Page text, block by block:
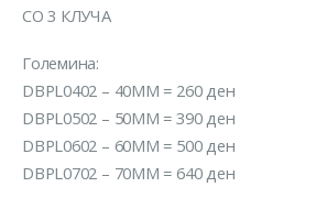
СО 3 КЛУЧА
Големина:
DBPL0402 – 40MM = 260 ден
DBPL0502 – 50MM = 390 ден
DBPL0602 – 60MM = 500 ден
DBPL0702 – 70MM = 640 ден